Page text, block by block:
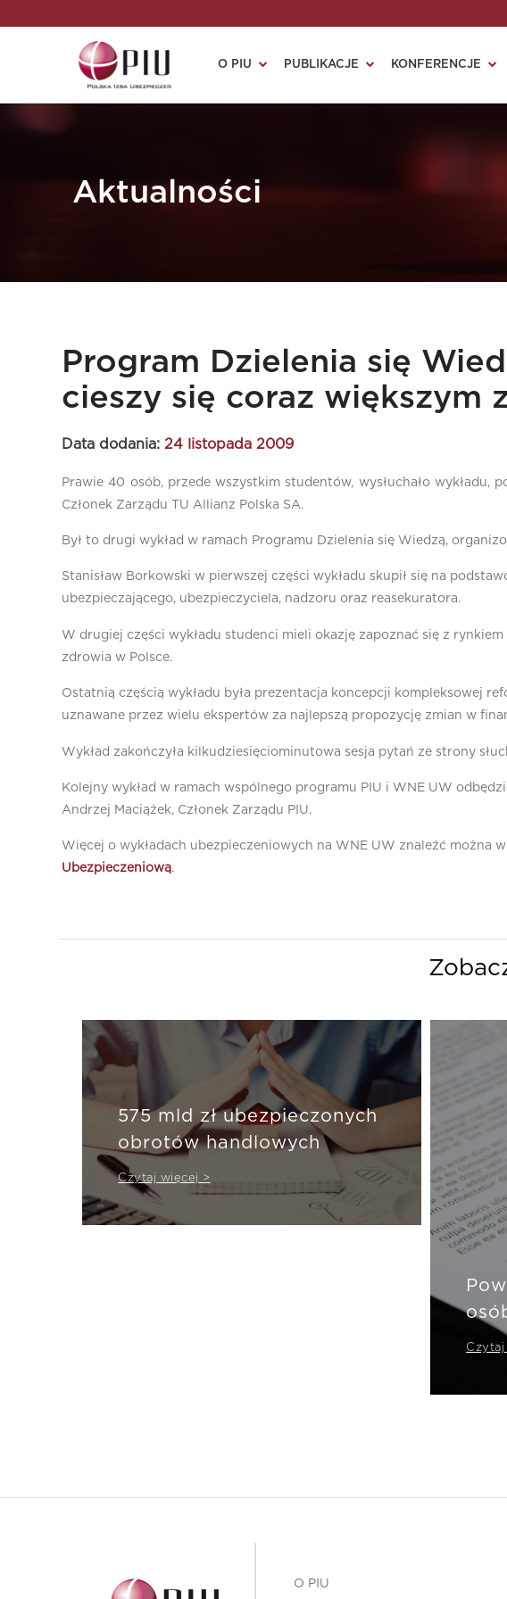
O PIU PUBLIKACJE KONFERENCJE
Aktualności
Program Dzielenia się
cieszy się coraz większym
Data dodania: 24 listopada 2009
Prawie 40 osób, przede wszystkim studentów, wysłuchało
Członek Zarządu TU Allianz Polska SA.
Był to drugi wykład w ramach Programu Dzielenia się Wiedzą,
Stanisław Borkowski w pierwszej części wykładu skupił się na
ubezpieczającego, ubezpieczyciela, nadzoru oraz reasekuratora.
W drugiej części wykładu studenci mieli okazję zapoznać się z
zdrowia w Polsce.
Ostatnią częścią wykładu była prezentacja koncepcji kompleksowej
uznawane przez wielu ekspertów za najlepszą propozycję zmian w
Wykład zakończyła kilkudziesięciominutowa sesja pytań ze strony
Kolejny wykład w ramach wspólnego programu PIU i WNE UW
Andrzej Maciążek, Członek Zarządu PIU.
Więcej o wykładach ubezpieczeniowych na WNE UW znaleźć można
Ubezpieczeniową.
575 mld zł ubezpieczonych
obrotów handlowych
Czytaj więcej >
Czytaj
O PIU